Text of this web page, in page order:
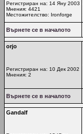
Регистриран на: 14 Яну 2003
Мнения: 4421
Местожителство: Ironforge
Върнете се в началото
orjo
Регистриран на: 10 Дек 2002
Мнения: 2
Върнете се в началото
Gandalf